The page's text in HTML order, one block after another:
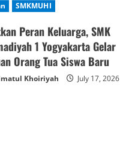
SMKMUHI
Peran Keluarga, SMK
1 Yogyakarta Gelar
Orang Tua Siswa Baru
Khoiriyah July 17, 2026